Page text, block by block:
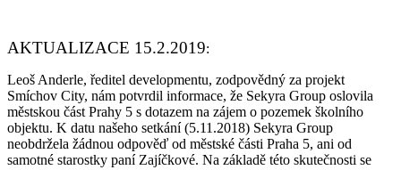
AKTUALIZACE 15.2.2019:
Leoš Anderle, ředitel developmentu, zodpovědný za projekt
Smíchov City, nám potvrdil informace, že Sekyra Group oslovila
městskou část Prahy 5 s dotazem na zájem o pozemek školního
objektu. K datu našeho setkání (5.11.2018) Sekyra Group
neobdržela žádnou odpověď od městské části Praha 5, ani od
samotné starostky paní Zajíčkové. Na základě této skutečnosti se